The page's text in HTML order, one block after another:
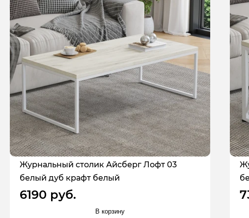
Журнальный столик Айсберг Лофт 03
белый дуб крафт белый
6190 руб.
В корзину